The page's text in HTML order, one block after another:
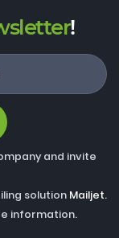
!
and invite
solution Mailjet.
information.